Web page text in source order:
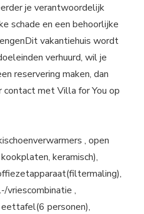
je verantwoordelijk
schade en een behoorlijke
vakantiehuis wordt
verhuurd, wil je
reservering maken, dan
contact met Villa for You op
, open
keramisch),
vriescombinatie ,
personen),